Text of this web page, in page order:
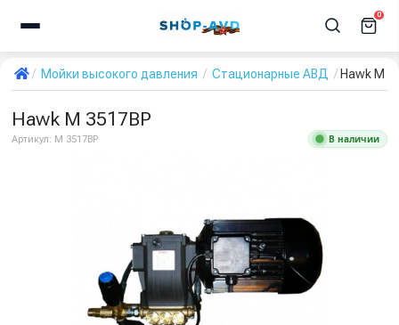
0
Мойки высокого давления Стационарные АВД Hawk M
Hawk M 3517BP
Артикул: M 3517BP В наличии